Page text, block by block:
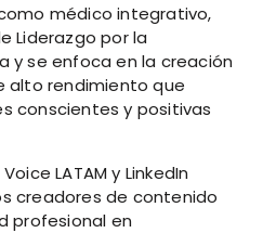
médico integrativo,
Liderazgo por la
y se enfoca en la creación
alto rendimiento que
conscientes y positivas
LATAM y LinkedIn
creadores de contenido
profesional en